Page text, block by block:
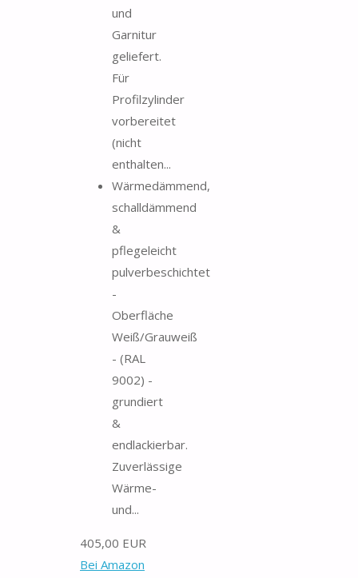
und
Garnitur
geliefert.
Für
Profilzylinder
vorbereitet
(nicht
enthalten...
Wärmedämmend,
schalldämmend
&
pflegeleicht
pulverbeschichtet
-
Oberfläche
Weiß/Grauweiß
- (RAL
9002) -
grundiert
&
endlackierbar.
Zuverlässige
Wärme-
und...
405,00 EUR
Bei Amazon